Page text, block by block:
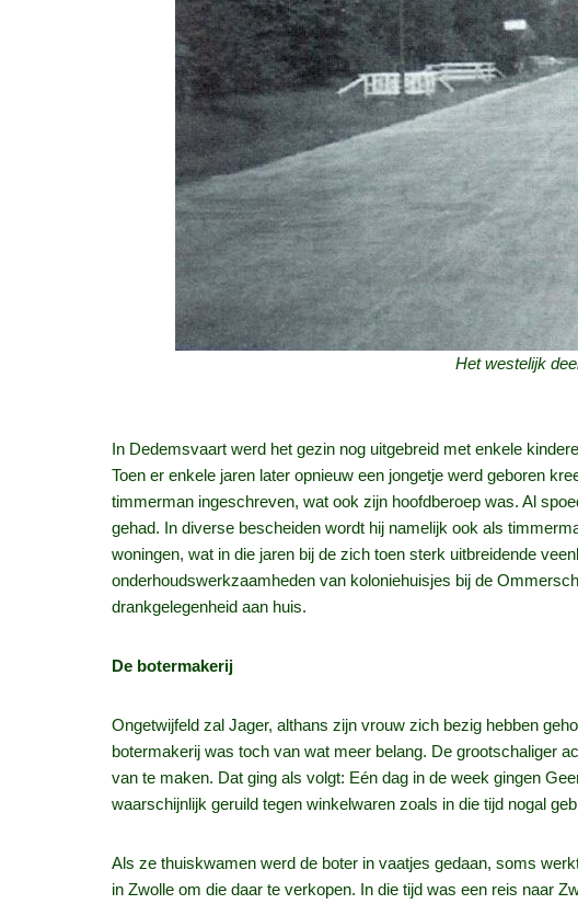
Het westelijk
In Dedemsvaart werd het gezin nog uitgebreid met enkele
Toen er enkele jaren later opnieuw een jongetje werd geboren
timmerman ingeschreven, wat ook zijn hoofdberoep was. Al
gehad. In diverse bescheiden wordt hij namelijk ook als
woningen, wat in die jaren bij de zich toen sterk uitbreidende
onderhoudswerkzaamheden van koloniehuisjes bij de
drankgelegenheid aan huis.
De botermakerij
Ongetwijfeld zal Jager, althans zijn vrouw zich bezig hebben
botermakerij was toch van wat meer belang. De grootschaliger
van te maken. Dat ging als volgt: Eén dag in de week gingen
waarschijnlijk geruild tegen winkelwaren zoals in die tijd nogal
Als ze thuiskwamen werd de boter in vaatjes gedaan, soms
in Zwolle om die daar te verkopen. In die tijd was een reis naar